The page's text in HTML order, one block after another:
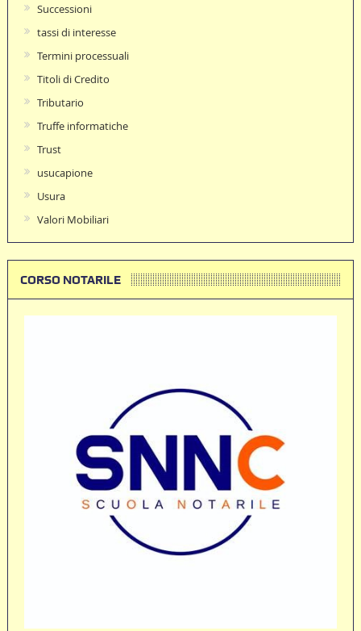
Successioni
tassi di interesse
Termini processuali
Titoli di Credito
Tributario
Truffe informatiche
Trust
usucapione
Usura
Valori Mobiliari
CORSO NOTARILE